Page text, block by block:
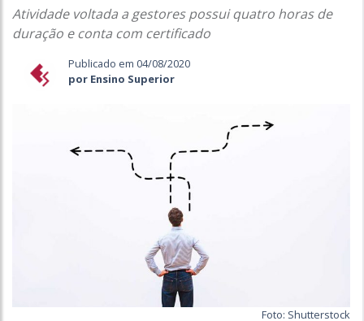
Atividade voltada a gestores possui quatro horas de
duração e conta com certificado
Publicado em 04/08/2020
por Ensino Superior
Foto: Shutterstock